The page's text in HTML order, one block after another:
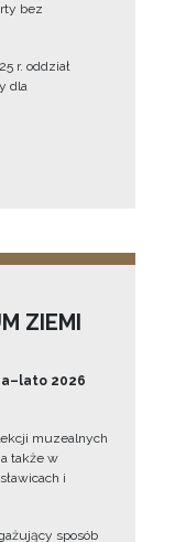
bez
r. oddział
dla
ZIEMI
2026
muzealnych
także w
i
sposób